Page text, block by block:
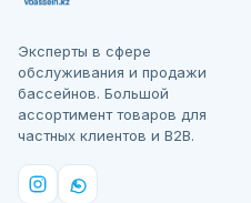
Эксперты в сфере
обслуживания и продажи
бассейнов. Большой
ассортимент товаров для
частных клиентов и B2B.